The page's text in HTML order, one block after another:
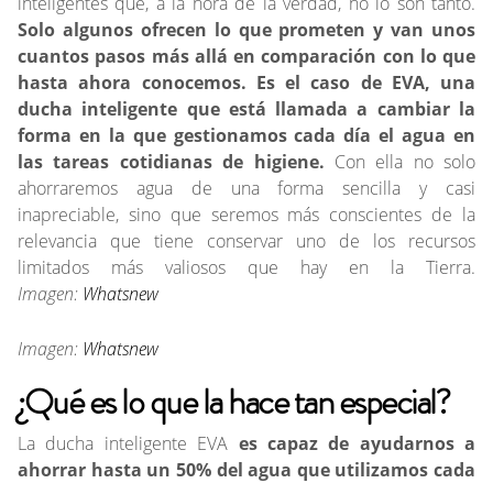
Solo algunos ofrecen lo que prometen y van unos
cuantos pasos más allá en comparación con lo que
hasta ahora conocemos. Es el caso de EVA, una
ducha inteligente que está llamada a cambiar la
forma en la que gestionamos cada día el agua en
las tareas cotidianas de higiene. Con ella no solo
ahorraremos agua de una forma sencilla y casi
inapreciable, sino que seremos más conscientes de la
relevancia que tiene conservar uno de los recursos
limitados más valiosos que hay en la Tierra.
Imagen: Whatsnew
Imagen: Whatsnew
¿Qué es lo que la hace tan especial?
La ducha inteligente EVA es capaz de ayudarnos a
ahorrar hasta un 50% del agua que utilizamos cada